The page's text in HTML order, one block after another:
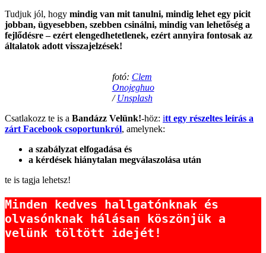
Tudjuk jól, hogy mindig van mit tanulni, mindig lehet egy picit
jobban, ügyesebben, szebben csinálni, mindig van lehetőség a
fejlődésre – ezért elengedhetetlenek, ezért annyira fontosak az
általatok adott visszajelzések!
fotó: Clem
Onojeghuo
/Unsplash
Csatlakozz te is a Bandázz Velünk!-höz: itt egy részeltes leírás a
zárt Facebook csoportunkról, amelynek:
a szabályzat elfogadása és
a kérdések hiánytalan megválaszolása után
te is tagja lehetsz!
Minden kedves hallgatónknak és
olvasónknak hálásan köszönjük a
velünk töltött idejét!